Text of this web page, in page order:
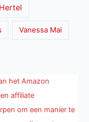
Vanessa Mai
het Amazon
affiliate
om een manier te